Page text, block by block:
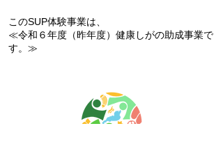
このSUP体験事業は、
​≪令和６年度（昨年度）健康しがの助成事業で
す。≫